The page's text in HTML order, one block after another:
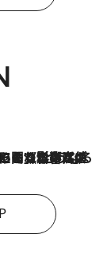
まで続く？《エネルギー専門家に聞く“どうなる日本の暮らし”》